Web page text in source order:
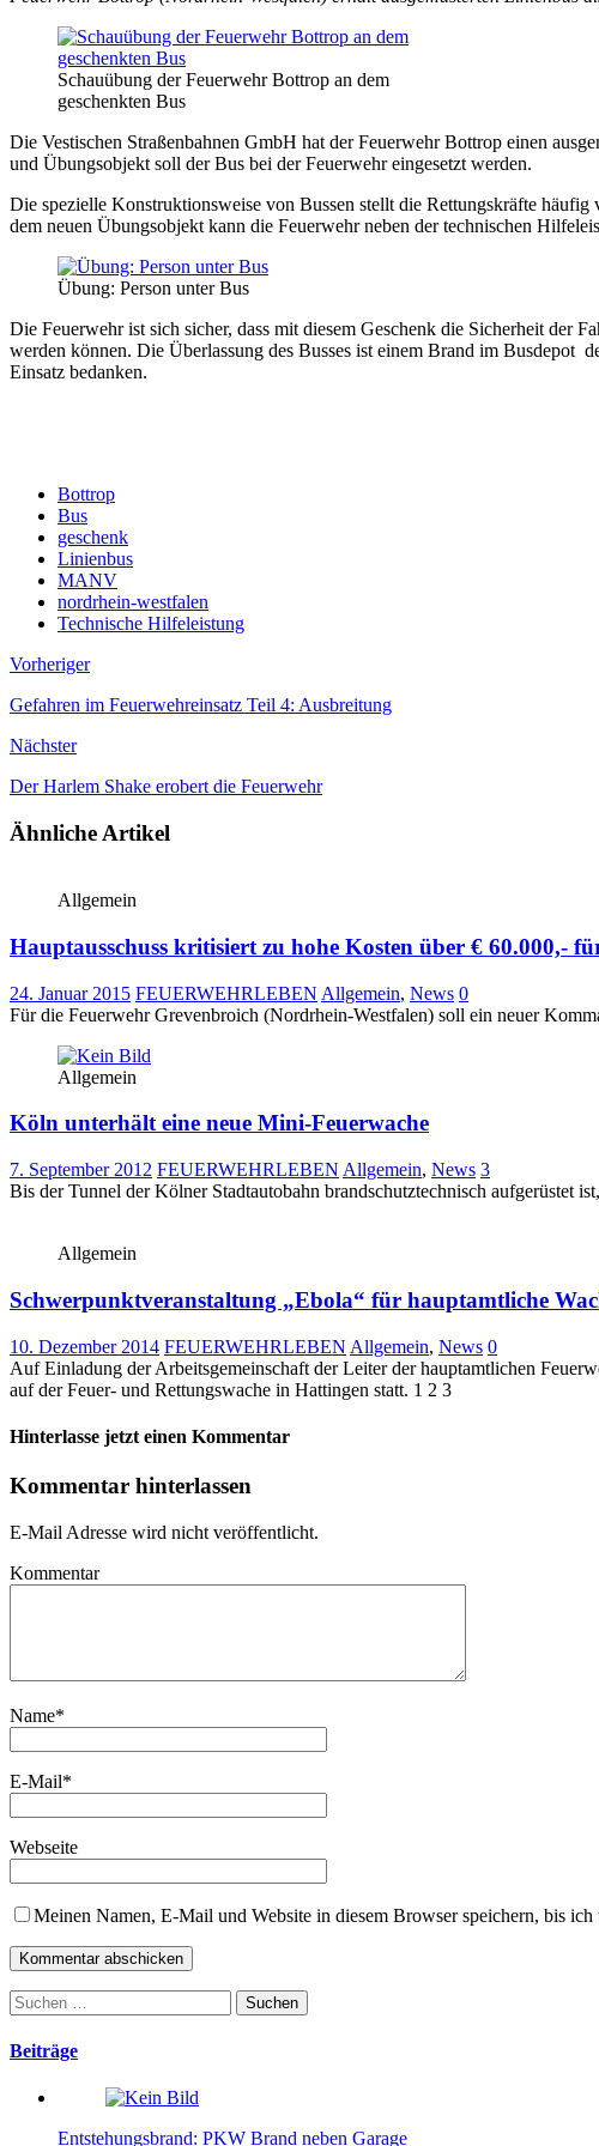
Schauübung der Feuerwehr Bottrop an dem
geschenkten Bus
Die Vestischen Straßenbahnen GmbH hat der Feuerwehr Bottrop einen
und Übungsobjekt soll der Bus bei der Feuerwehr eingesetzt werden.
Die spezielle Konstruktionsweise von Bussen stellt die Rettungskräfte
dem neuen Übungsobjekt kann die Feuerwehr neben der technischen
Übung: Person unter Bus
Die Feuerwehr ist sich sicher, dass mit diesem Geschenk die Sicherheit der
werden können. Die Überlassung des Busses ist einem Brand im Busdepot
Einsatz bedanken.
Bottrop
Bus
geschenk
Linienbus
MANV
nordrhein-westfalen
Technische Hilfeleistung
Vorheriger
Gefahren im Feuerwehreinsatz Teil 4: Ausbreitung
Nächster
Der Harlem Shake erobert die Feuerwehr
Ähnliche Artikel
Allgemein
Hauptausschuss kritisiert zu hohe Kosten über € 60.000,-
24. Januar 2015 FEUERWEHRLEBEN Allgemein, News 0
Für die Feuerwehr Grevenbroich (Nordrhein-Westfalen) soll ein neuer
Allgemein
Köln unterhält eine neue Mini-Feuerwache
7. September 2012 FEUERWEHRLEBEN Allgemein, News 3
Bis der Tunnel der Kölner Stadtautobahn brandschutztechnisch aufgerüstet
Allgemein
Schwerpunktveranstaltung „Ebola“ für hauptamtliche
10. Dezember 2014 FEUERWEHRLEBEN Allgemein, News 0
Auf Einladung der Arbeitsgemeinschaft der Leiter der hauptamtlichen
auf der Feuer- und Rettungswache in Hattingen statt. 1 2 3
Hinterlasse jetzt einen Kommentar
Kommentar hinterlassen
E-Mail Adresse wird nicht veröffentlicht.
Kommentar
Name*
E-Mail*
Webseite
Meinen Namen, E-Mail und Website in diesem Browser speichern, bis ich
Suchen
nach:
Beiträge
Entstehungsbrand: PKW Brand neben Garage